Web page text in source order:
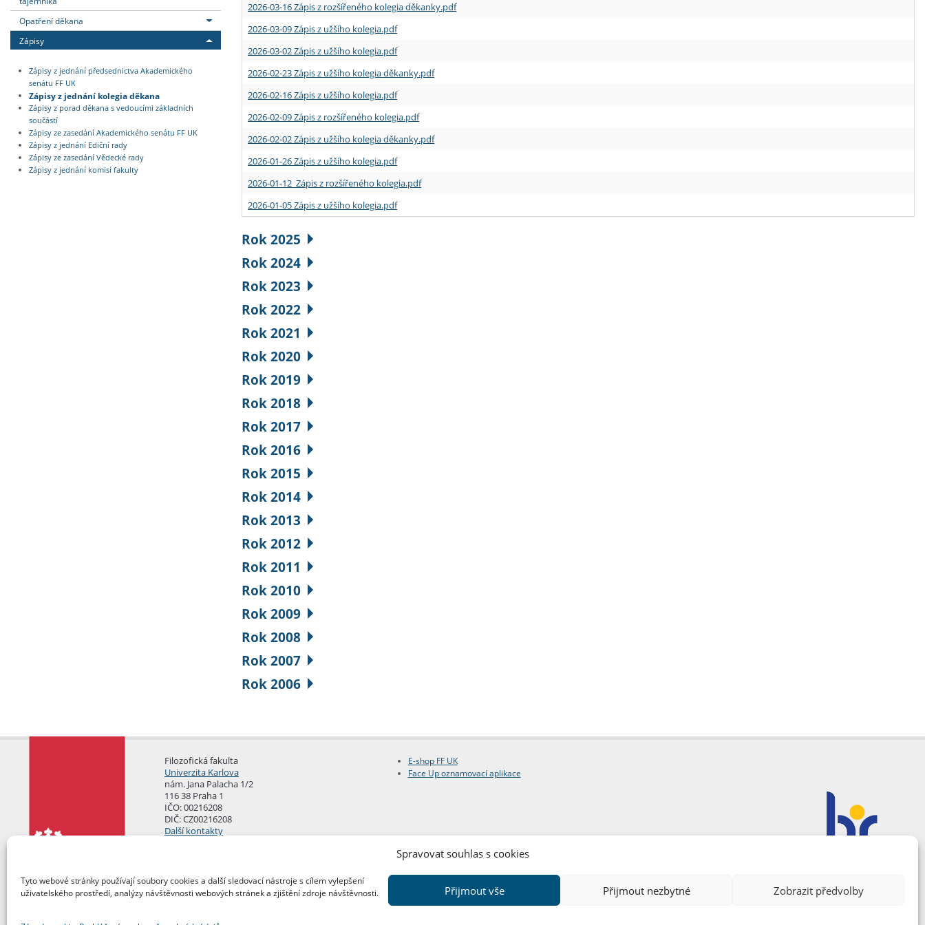
Spravovat souhlas s cookies
Tyto webové stránky používají soubory cookies a další sledovací nástroje s cílem vylepšení
uživatelského prostředí, analýzy návštěvnosti webových stránek a zjištění zdroje návštěvnosti.
Přijmout vše Přijmout nezbytné Zobrazit předvolby
Opatření děkana
Zápisy
Zápisy z jednání předsednictva Akademického
senátu FF UK
Zápisy z jednání kolegia děkana
Zápisy z porad děkana s vedoucími základních
součástí
Zápisy ze zasedání Akademického senátu FF UK
Zápisy z jednání Ediční rady
Zápisy ze zasedání Vědecké rady
Zápisy z jednání komisí fakulty
2026-03-16 Zápis z rozšířeného kolegia děkanky.pdf
2026-03-09 Zápis z užšího kolegia.pdf
2026-03-02 Zápis z užšího kolegia.pdf
2026-02-23 Zápis z užšího kolegia děkanky.pdf
2026-02-16 Zápis z užšího kolegia.pdf
2026-02-09 Zápis z rozšířeného kolegia.pdf
2026-02-02 Zápis z užšího kolegia děkanky.pdf
2026-01-26 Zápis z užšího kolegia.pdf
2026-01-12 Zápis z rozšířeného kolegia.pdf
2026-01-05 Zápis z užšího kolegia.pdf
Rok 2025
Rok 2024
Rok 2023
Rok 2022
Rok 2021
Rok 2020
Rok 2019
Rok 2018
Rok 2017
Rok 2016
Rok 2015
Rok 2014
Rok 2013
Rok 2012
Rok 2011
Rok 2010
Rok 2009
Rok 2008
Rok 2007
Rok 2006
Filozofická fakulta
Univerzita Karlova
nám. Jana Palacha 1/2
116 38 Praha 1
IČO: 00216208
DIČ: CZ00216208
Další kontakty
E-shop FF UK
Face Up oznamovací aplikace